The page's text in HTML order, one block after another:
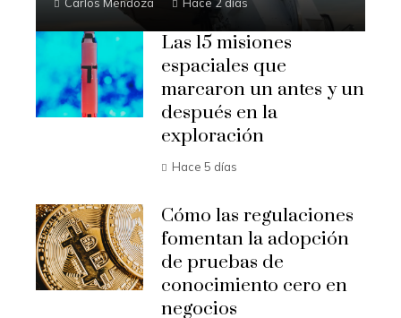
Las 15 misiones
espaciales que
marcaron un antes y un
después en la
exploración
Hace 5 días
Cómo las regulaciones
fomentan la adopción
de pruebas de
conocimiento cero en
negocios